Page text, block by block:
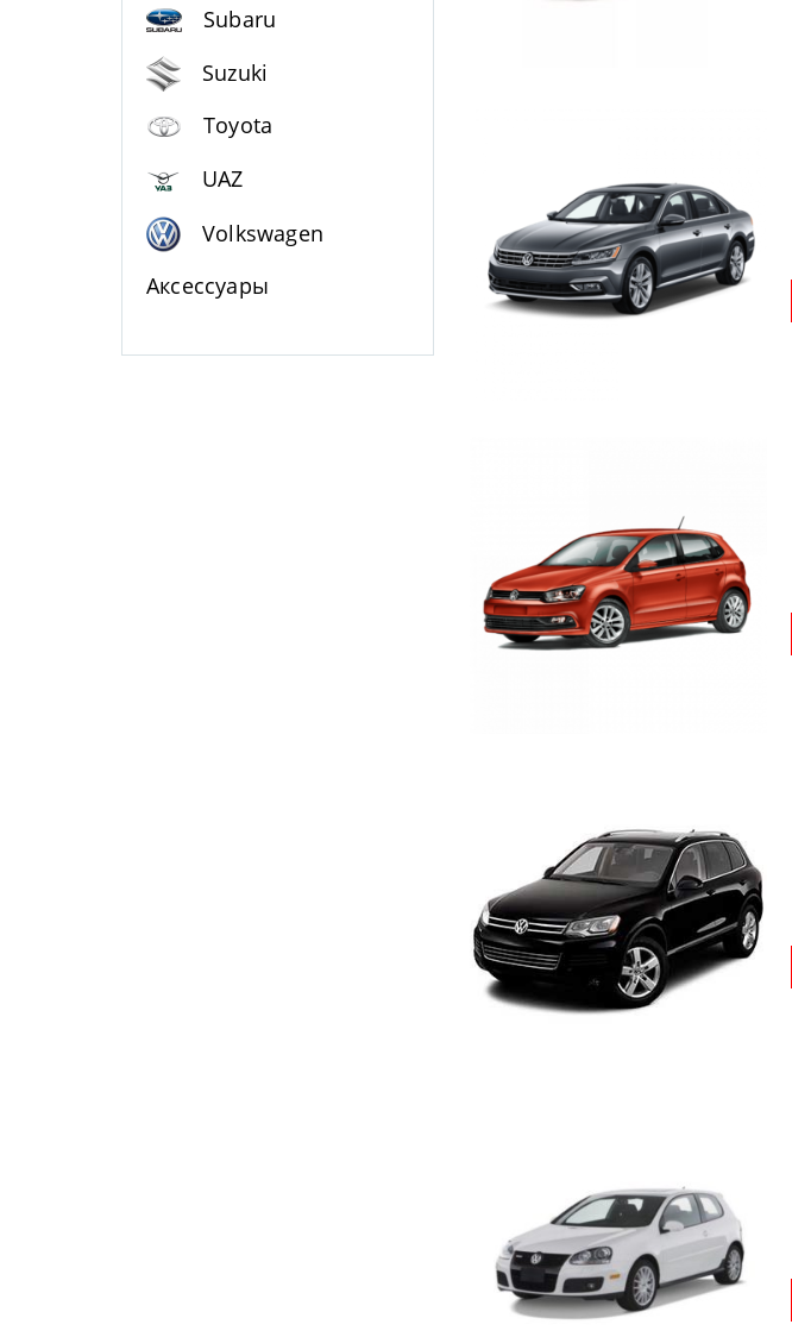
Subaru
Suzuki
Toyota
UAZ
Volkswagen
Аксессуары